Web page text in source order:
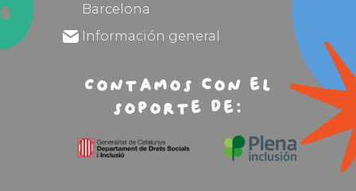
Barcelona
Información general
Contamos con el
soporte de: